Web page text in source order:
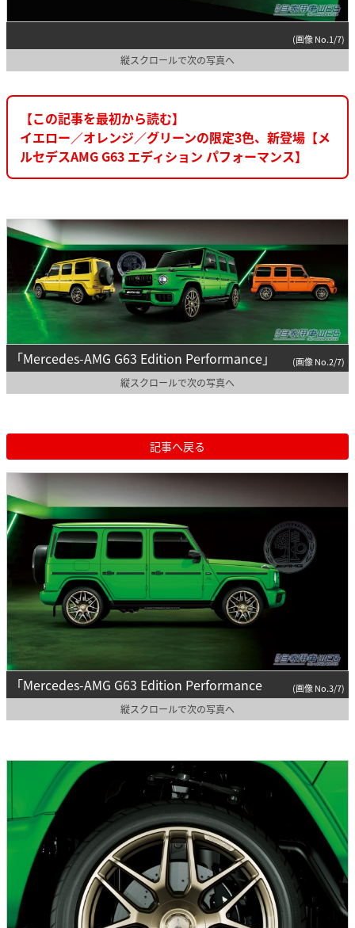
(画像 No.1/7)
縦スクロールで次の写真へ
【この記事を最初から読む】
イエロー／オレンジ／グリーンの限定3色、新登場【メ
ルセデスAMG G63 エディション パフォーマンス】
「Mercedes-AMG G63 Edition Performance」 (画像 No.2/7)
縦スクロールで次の写真へ
記事へ戻る
「Mercedes-AMG G63 Edition Performance (画像 No.3/7)
縦スクロールで次の写真へ